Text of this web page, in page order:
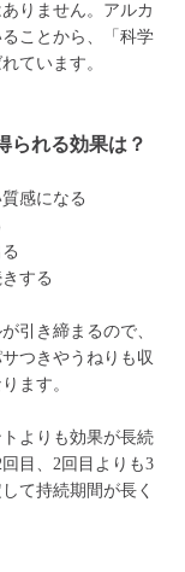
りません。アルカ
ことから、「科学
ています。
られる効果は？
感になる
する
引き締まるので、
つきやうねりも収
ます。
よりも効果が長続
目、2回目よりも3
て持続期間が長く